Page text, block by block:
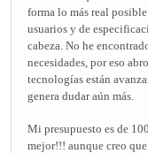
forma lo más real
usuarios y de
cabeza. No he
necesidades, por eso
tecnologías están
genera dudar aún más.
Mi presupuesto es de
mejor!!! aunque creo